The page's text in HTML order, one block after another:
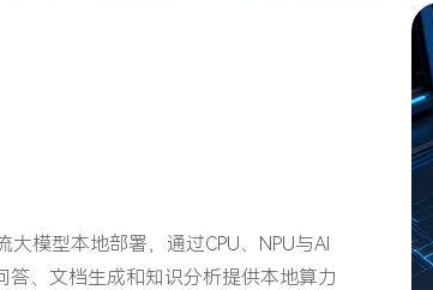
模型本地部署，通过CPU、NPU与AI
答、文档生成和知识分析提供本地算力